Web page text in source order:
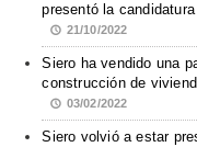
presentó la
21/10/2022
Siero ha vendido una
construcción de
03/02/2022
Siero volvió a estar